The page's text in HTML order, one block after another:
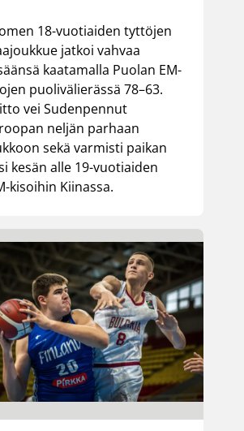
18-vuotiaiden tyttöjen
jatkoi vahvaa
kaatamalla Puolan EM-
puolivälierässä 78–63.
vei Sudenpennut
neljän parhaan
sekä varmisti paikan
kesän alle 19-vuotiaiden
kisoihin Kiinassa.